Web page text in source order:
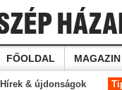
FŐOLDAL MAGAZIN
Hírek & újdonságok